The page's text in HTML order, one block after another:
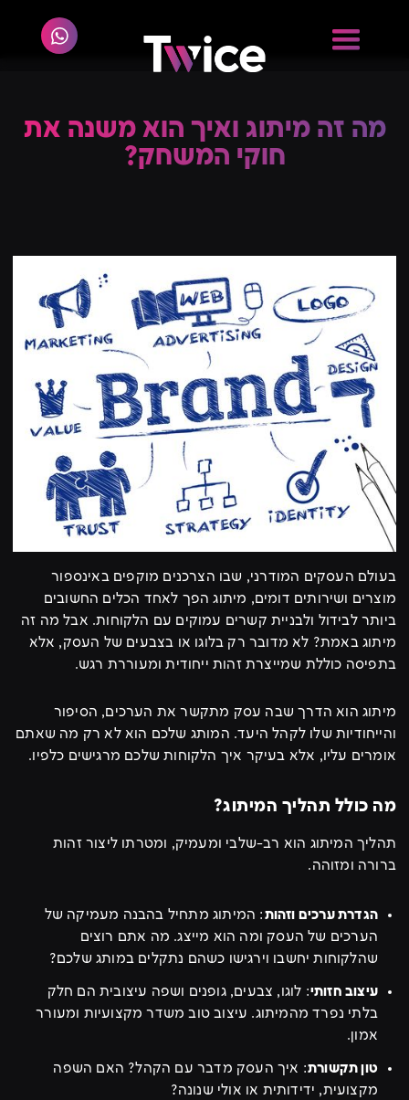
מה זה מיתוג ואיך הוא משנה את
חוקי המשחק?
בעולם העסקים המודרני, שבו הצרכנים מוקפים באינספור
מוצרים ושירותים דומים, מיתוג הפך לאחד הכלים החשובים
ביותר לבידול ולבניית קשרים עמוקים עם הלקוחות. אבל מה זה
מיתוג באמת? לא מדובר רק בלוגו או בצבעים של העסק, אלא
בתפיסה כוללת שמייצרת זהות ייחודית ומעוררת רגש.
מיתוג הוא הדרך שבה עסק מתקשר את הערכים, הסיפור
והייחודיות שלו לקהל היעד. המותג שלכם הוא לא רק מה שאתם
אומרים עליו, אלא בעיקר איך הלקוחות שלכם מרגישים כלפיו.
מה כולל תהליך המיתוג?
תהליך המיתוג הוא רב-שלבי ומעמיק, ומטרתו ליצור זהות
ברורה ומזוהה.
הגדרת ערכים וזהות: המיתוג מתחיל בהבנה מעמיקה של
הערכים של העסק ומה הוא מייצג. מה אתם רוצים
שהלקוחות יחשבו וירגישו כשהם נתקלים במותג שלכם?
עיצוב חזותי: לוגו, צבעים, גופנים ושפה עיצובית הם חלק
בלתי נפרד מהמיתוג. עיצוב טוב משדר מקצועיות ומעורר
אמון.
טון תקשורת: איך העסק מדבר עם הקהל? האם השפה
מקצועית, ידידותית או אולי שנונה?